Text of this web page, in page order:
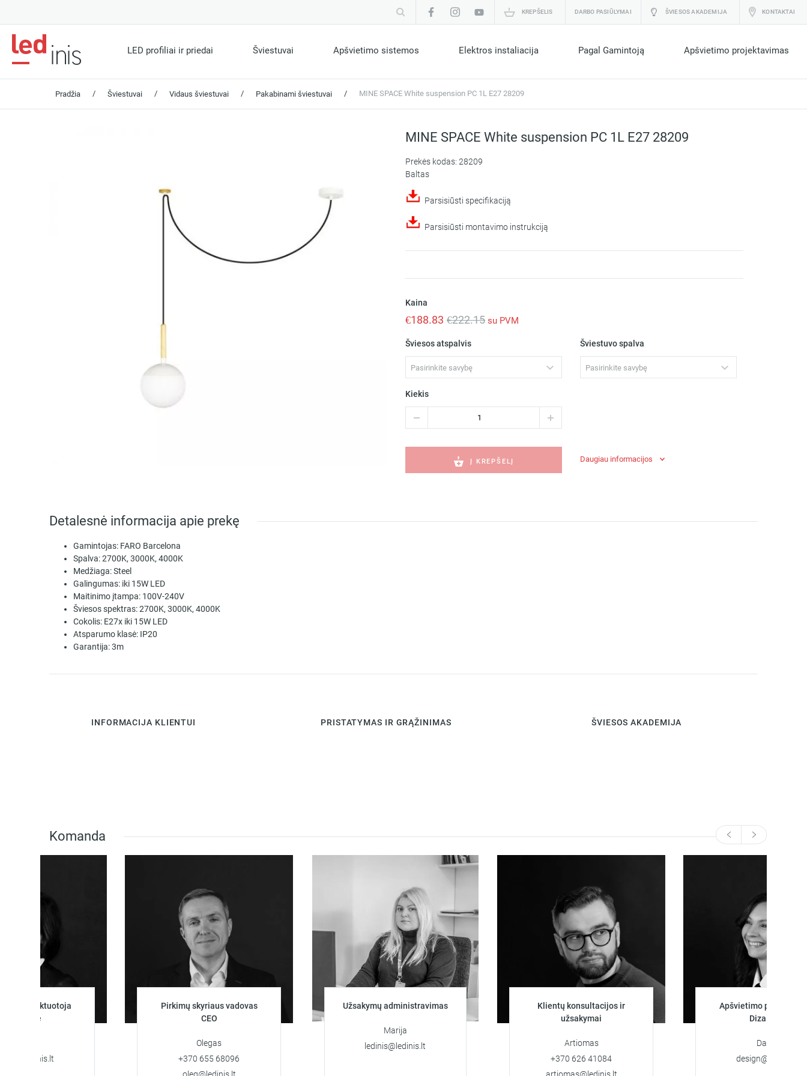
KREPŠELIS DARBO PASIŪLYMAI ŠVIESOS AKADEMIJA KONTAKTAI
LED profiliai ir priedai Šviestuvai Apšvietimo sistemos Elektros instaliacija Pagal Gamintoją Apšvietimo projektavimas
Pradžia / Šviestuvai / Vidaus šviestuvai / Pakabinami šviestuvai / MINE SPACE White suspension PC 1L E27 28209
MINE SPACE White suspension PC 1L E27 28209
Prekės kodas: 28209
Baltas
Parsisiūsti specifikaciją
Parsisiūsti montavimo instrukciją
Kaina
€188.83 €222.15 su PVM
Šviesos atspalvis
Pasirinkite savybę
Šviestuvo spalva
Pasirinkite savybę
Kiekis
SPACE
suspension
Į KREPŠELĮ Daugiau informacijos
Detalesnė informacija apie prekę
Gamintojas: FARO Barcelona
Spalva:2700K, 3000K, 4000K
Medžiaga:Steel
Galingumas: iki 15W LED
Maitinimo įtampa: 100V-240V
Šviesos spektras:2700K, 3000K, 4000K
Cokolis: E27x iki 15W LED
Atsparumo klasė: IP20
Garantija:3m
INFORMACIJA KLIENTUI PRISTATYMAS IR GRĄŽINIMAS ŠVIESOS AKADEMIJA
Komanda
Pirkimų skyriaus vadovas
+370 655 68096
Užsakymų administravimas
ledinis@ledinis.lt
Klientų konsultacijos ir
užsakymai
Artiomas
+370 626 41084
Apšvietimo projektuotoja
Dizainerė
design@ledinis.lt